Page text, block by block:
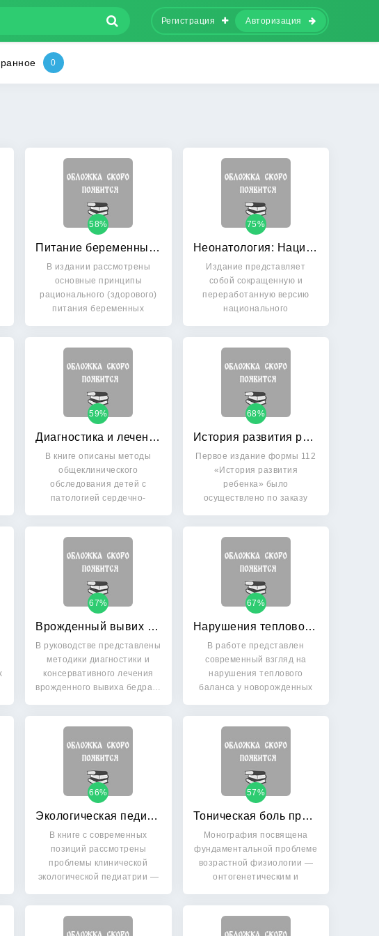
Регистрация Авторизация
Питание беременных женщин, кормящих матерей и детей раннего возраста
58%
В издании рассмотрены
основные принципы
рационального (здорового)
питания беременных
Неонатология: Национальное руководство. Краткое издание
75%
Издание представляет
собой сокращенную и
переработанную версию
национального
Диагностика и лечение ревматизма у детей
59%
В книге описаны методы
общеклинического
обследования детей с
патологией сердечно-
История развития ребенка
68%
Первое издание формы 112
«История развития
ребенка» было
осуществлено по заказу
Врожденный вывих бедра у детей грудного возраста: Клиника, диагностика, консервативное лечение
67%
В руководстве представлены
методики диагностики и
консервативного лечения
врожденного вывиха бедра…
Нарушения теплового баланса у новорожденных детей
67%
В работе представлен
современный взгляд на
нарушения теплового
баланса у новорожденных
Экологическая педиатрия
66%
В книге с современных
позиций рассмотрены
проблемы клинической
экологической педиатрии —
Тоническая боль при воспалении: Физиологические, поведенческие и онтогенетические аспекты
57%
Монография посвящена
фундаментальной проблеме
возрастной физиологии —
онтогенетическим и